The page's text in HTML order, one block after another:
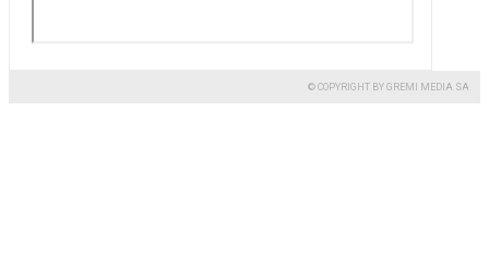
© COPYRIGHT BY GREMI MEDIA SA